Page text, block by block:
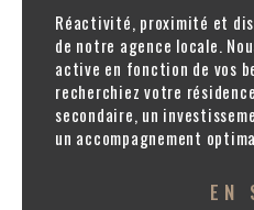
Nous mettons à votre
de services négociés auprès
partenaires sélectionnés :
assurancesou enprêts
diagnostiqueurs certifiés,
Réactivité, proximité et
de notre agence locale.
active en fonction de vos
recherchiez votre
secondaire, un
un accompagnement
EN